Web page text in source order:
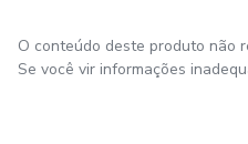
O conteúdo deste produto não
Se você vir informações